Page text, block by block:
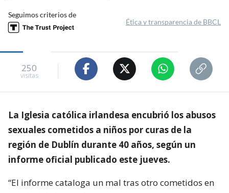
Seguimos criterios de
Ética y transparencia de BBCL
250
visitas
La Iglesia católica irlandesa encubrió los abusos
sexuales cometidos a niños por curas de la
región de Dublín durante 40 años, según un
informe oficial publicado este jueves.
“El informe cataloga un mal tras otro cometidos en